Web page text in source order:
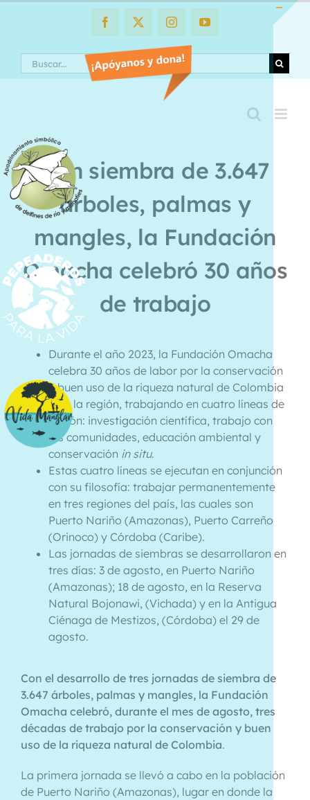
Facebook
X InstagramYouTube
Search
Con siembra de 3.647
árboles, palmas y
mangles, la Fundación
Omacha celebró 30 años
de trabajo
Durante el año 2023, la Fundación Omacha
celebra 30 años de labor por la conservación
y buen uso de la riqueza natural de Colombia
y de la región, trabajando en cuatro líneas de
acción: investigación científica, trabajo con
las comunidades, educación ambiental y
conservación in situ.
Estas cuatro líneas se ejecutan en conjunción
con su filosofía: trabajar permanentemente
en tres regiones del país, las cuales son
Puerto Nariño (Amazonas), Puerto Carreño
(Orinoco) y Córdoba (Caribe).
Las jornadas de siembras se desarrollaron en
tres días: 3 de agosto, en Puerto Nariño
(Amazonas); 18 de agosto, en la Reserva
Natural Bojonawi, (Vichada) y en la Antigua
Ciénaga de Mestizos, (Córdoba) el 29 de
agosto.
Con el desarrollo de tres jornadas de siembra de
3.647 árboles, palmas y mangles, la Fundación
Omacha celebró, durante el mes de agosto, tres
décadas de trabajo por la conservación y buen
uso de la riqueza natural de Colombia.
La primera jornada se llevó a cabo en la población
de Puerto Nariño (Amazonas), lugar en donde la
Bar
Area